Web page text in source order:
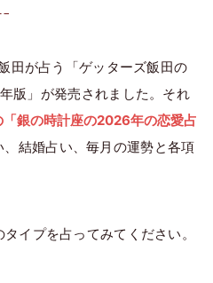
田が占う「ゲッターズ飯田の
版」が発売されました。それ
銀の時計座の2026年の恋愛占
結婚占い、毎月の運勢と各項
イプを占ってみてください。